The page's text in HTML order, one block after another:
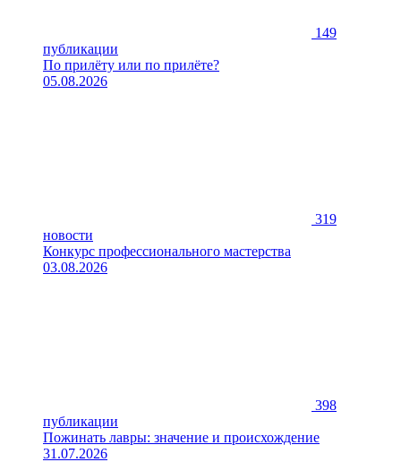
149
публикации
По прилёту или по прилёте?
05.08.2026
319
новости
Конкурс профессионального мастерства
03.08.2026
398
публикации
Пожинать лавры: значение и происхождение
31.07.2026